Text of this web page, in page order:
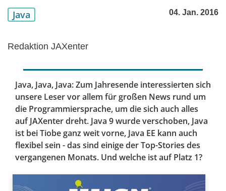
Java 04. Jan. 2016
Redaktion JAXenter
Java, Java, Java: Zum Jahresende interessierten sich
unsere Leser vor allem für großen News rund um
die Programmiersprache, um die sich auch alles
auf JAXenter dreht. Java 9 wurde verschoben, Java
ist bei Tiobe ganz weit vorne, Java EE kann auch
flexibel sein - das sind einige der Top-Stories des
vergangenen Monats. Und welche ist auf Platz 1?